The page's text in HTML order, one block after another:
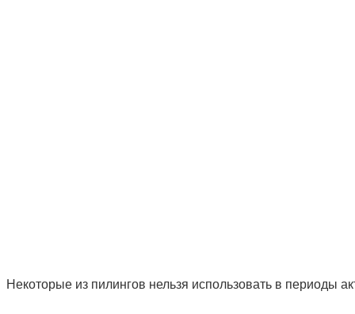
Некоторые из пилингов нельзя использовать в периоды